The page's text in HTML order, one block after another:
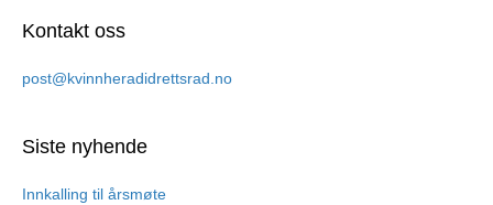
Kontakt oss
post@kvinnheradidrettsrad.no
Siste nyhende
Innkalling til årsmøte